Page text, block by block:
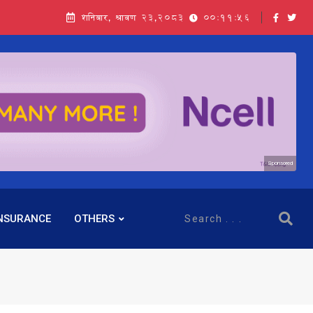
शनिबार, श्रावण २३,२०८३ 00:11:58
Sponsored
OTHERS